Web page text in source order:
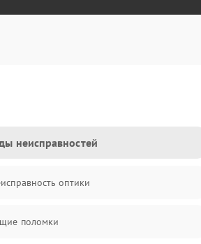
неисправностей
оптики
поломки